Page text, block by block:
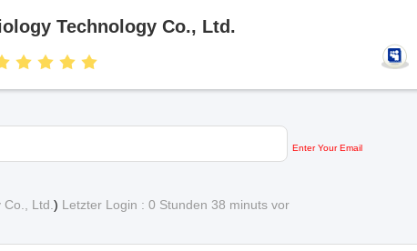
Technology Co., Ltd.
Enter Your Email
Ltd. ) Letzter Login : 0 Stunden 38 minuts vor